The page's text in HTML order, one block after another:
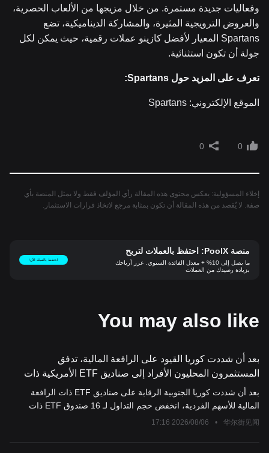
وفعاليات جديدة مستمرة. من خلال مزيجها من الألعاب الحصرية،
والعروض الترويجية المثيرة، والمشاركة الديناميكية، تضع
Spartans المعيار لأفضل كازينو عملات رقمية، حيث يمكن لكل
جولة أن تكون استثنائية.
تعرف على المزيد حول Spartans:
الموقع الإلكتروني: Spartans
0
0
إخلاء المسؤولية: يعكس محتوى هذه المقالة رأي المؤلف فقط ولا يمثل المنصة بأي
صفة. لا يُقصد من هذه المقالة أن تكون بمثابة مرجع لاتخاذ قرارات الاستثمار.
منصة PoolX: احتفظ بالعملات لتربح
ما يصل إلى 10% + معدل الفائدة السنوي. عزز أرباحك
بزيادة رصيدك من العملات
احتفظ بالعملة الآن!
You may also like
بعد أن شددت كوريا القيود على الرافعة المالية، تدفق
المستثمرون المحليون الأفراد إلى صناديق ETF الأمريكية ذات
الرافعة المالية ثلاثية
بعد أن شددت كوريا الجنوبية الرقابة على صناديق ETF ذات الرافعة
المالية للأسهم الفردية، انخفض حجم التداول لـ 16 صندوق ETF ذات
华尔街见闻
•
2026/08/06 17:16